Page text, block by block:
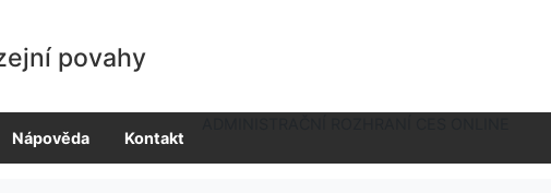
povahy
Nápověda Kontakt